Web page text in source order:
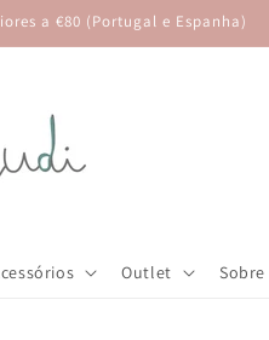
a €80 (Portugal e Espanha)
Outlet Sobre